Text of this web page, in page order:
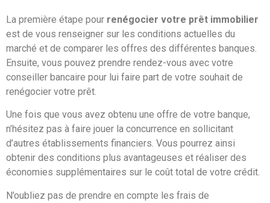
La première étape pour renégocier votre prêt immobilier
est de vous renseigner sur les conditions actuelles du
marché et de comparer les offres des différentes banques.
Ensuite, vous pouvez prendre rendez-vous avec votre
conseiller bancaire pour lui faire part de votre souhait de
renégocier votre prêt.
Une fois que vous avez obtenu une offre de votre banque,
n’hésitez pas à faire jouer la concurrence en sollicitant
d’autres établissements financiers. Vous pourrez ainsi
obtenir des conditions plus avantageuses et réaliser des
économies supplémentaires sur le coût total de votre crédit.
N’oubliez pas de prendre en compte les frais de